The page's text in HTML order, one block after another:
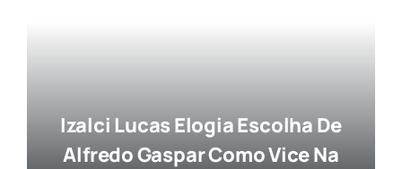
Izalci Lucas Elogia Escolha De
Alfredo Gaspar Como Vice Na